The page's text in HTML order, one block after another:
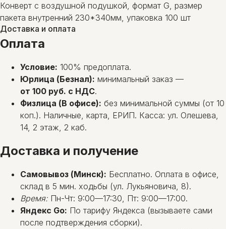
Конверт с воздушной подушкой, формат G, размер
пакета внутренний 230*340мм, упаковка 100 шт
Доставка и оплата
Оплата
Условие: 100% предоплата.
Юрлица (Безнал): минимальный заказ —
от 100 руб. с НДС.
Физлица (В офисе): без минимальной суммы (от 10
коп.). Наличные, карта, ЕРИП. Касса: ул. Олешева,
14, 2 этаж, 2 каб.
Доставка и получение
Самовывоз (Минск): Бесплатно. Оплата в офисе,
склад в 5 мин. ходьбы (ул. Лукьяновича, 8).
Время: Пн-Чт: 9:00—17:30, Пт: 9:00—17:00.
Яндекс Go: По тарифу Яндекса (вызываете сами
после подтверждения сборки).